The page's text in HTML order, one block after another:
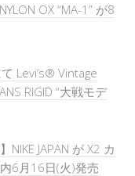
OX “MA-1” が8
Levi’s® Vintage
RIGID “大戦モデ
NIKE JAPAN が X2 カ
6月16日(火)発売